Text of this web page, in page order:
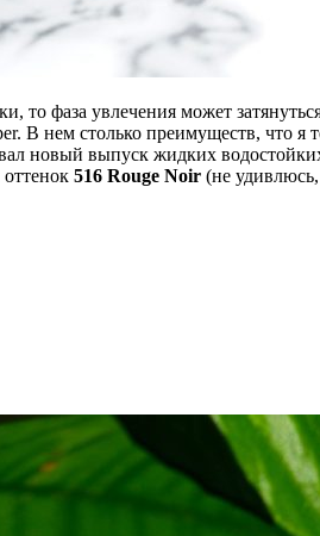
фаза увлечения может
В нем столько преимуществ, что
новый выпуск жидких
516 Rouge Noir (не